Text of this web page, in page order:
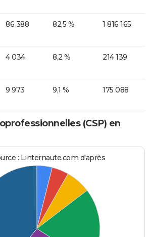
86 388 82,5 % 1 816 165
4 034 8,2 % 214 139
9 973 9,1 % 175 088
(CSP) en
: Linternaute.com d'après